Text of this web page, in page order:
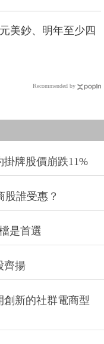
美鈔、明年至少四
Recommended by
牌股價崩跌11%
股誰受惠？
是首選
齊揚
新的社群電商型